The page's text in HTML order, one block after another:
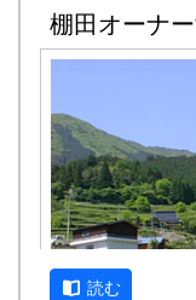
棚田オーナ
読む